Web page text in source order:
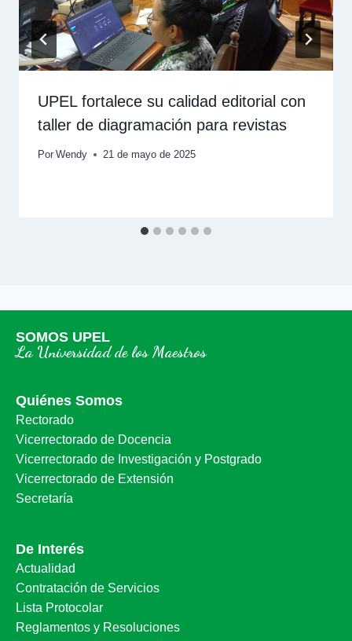
UPEL fortalece su calidad editorial con
taller de diagramación para revistas
Por Wendy 21 de mayo de 2025
SOMOS UPEL
La Universidad de los Maestros
Quiénes Somos
Rectorado
Vicerrectorado de Docencia
Vicerrectorado de Investigación y Postgrado
Vicerrectorado de Extensión
Secretaría
De Interés
Actualidad
Contratación de Servicios
Lista Protocolar
Reglamentos y Resoluciones